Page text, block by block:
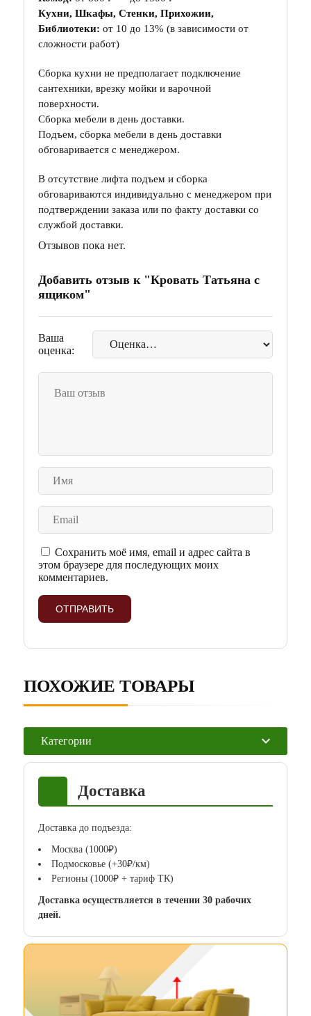
Категории
Доставка
Доставка до подъезда:
Москва (1000₽)
Подмосковье (+30₽/км)
Регионы (1000₽ + тариф ТК)
Доставка осуществляется в течении 30 рабочих
дней.
Кухни, Шкафы, Стенки, Прихожии,
Библиотеки: от 10 до 13% (в зависимости от
сложности работ)
Сборка кухни не предполагает подключение
сантехники, врезку мойки и варочной
поверхности.
Сборка мебели в день доставки.
Подъем, сборка мебели в день доставки
обговаривается с менеджером.
В отсутствие лифта подъем и сборка
обговариваются индивидуально с менеджером при
подтверждении заказа или по факту доставки со
службой доставки.
Отзывов пока нет.
Добавить отзыв к "Кровать Татьяна с
ящиком"
Ваша
оценка:
Сохранить моё имя, email и адрес сайта в
этом браузере для последующих моих
комментариев.
ПОХОЖИЕ ТОВАРЫ